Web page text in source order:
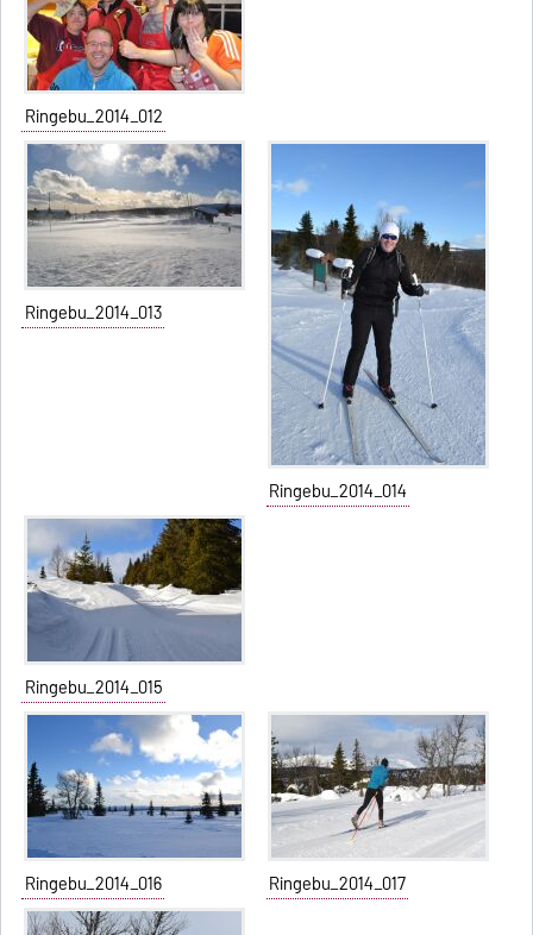
Ringebu_2014_012
Ringebu_2014_013
Ringebu_2014_014
Ringebu_2014_015
Ringebu_2014_016 Ringebu_2014_017